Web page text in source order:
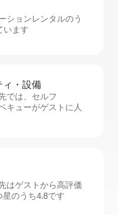
ションレンタルのう
います
ィ・設⁠備
では、セ⁠ル⁠フ
キューがゲストに人
はゲストから高評価
のうち4.8です